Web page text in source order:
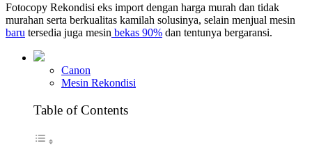
Fotocopy Rekondisi eks import dengan harga murah dan tidak
murahan serta berkualitas kamilah solusinya, selain menjual mesin
baru tersedia juga mesin bekas 90% dan tentunya bergaransi.
Canon
Mesin Rekondisi
Table of Contents